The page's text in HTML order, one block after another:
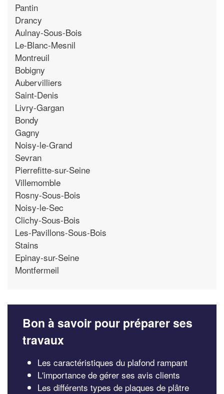
Pantin
Drancy
Aulnay-Sous-Bois
Le-Blanc-Mesnil
Montreuil
Bobigny
Aubervilliers
Saint-Denis
Livry-Gargan
Bondy
Gagny
Noisy-le-Grand
Sevran
Pierrefitte-sur-Seine
Villemomble
Rosny-Sous-Bois
Noisy-le-Sec
Clichy-Sous-Bois
Les-Pavillons-Sous-Bois
Stains
Epinay-sur-Seine
Montfermeil
Bon à savoir pour préparer ses
travaux
Les caractéristiques du plafond rampant
L'importance de gérer ses avis clients
Les différents types de plaques de plâtre